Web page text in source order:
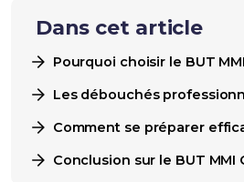
Dans cet article
Pourquoi choisir le BUT
Les débouchés
Comment se préparer
Conclusion sur le BUT